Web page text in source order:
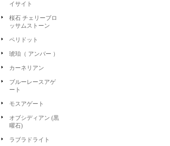
イサイト
桜石 チェリーブロ
ッサムストーン
ペリドット
琥珀（ アンバー ）
カーネリアン
ブルーレースアゲ
ート
モスアゲート
オブシディアン (黒
曜石)
ラブラドライト